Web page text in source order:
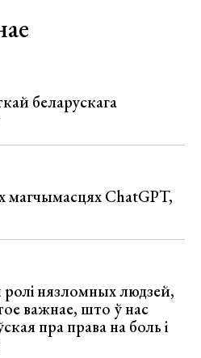
беларускага
магчымасцях ChatGPT,
нязломных людзей,
важнае, што ў нас
пра права на боль і